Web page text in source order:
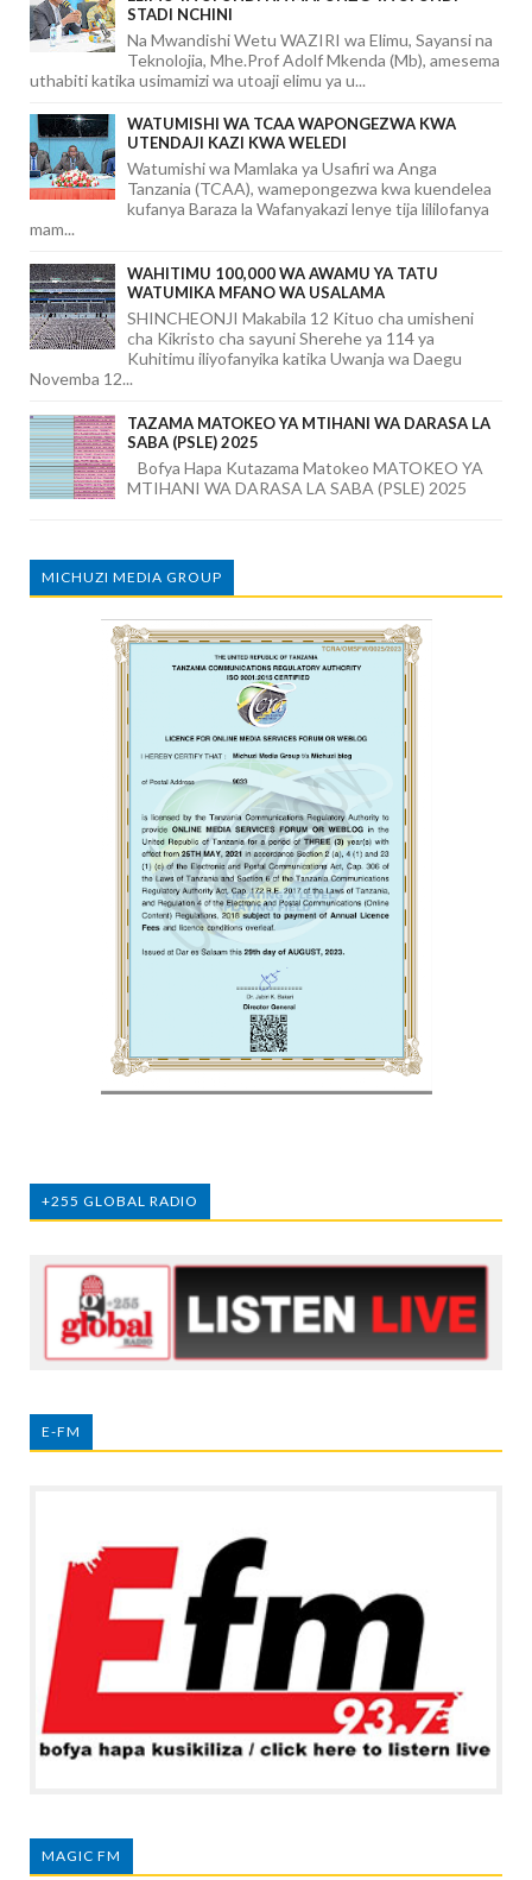
STADI NCHINI
Na Mwandishi Wetu WAZIRI wa Elimu, Sayansi na
Teknolojia, Mhe.Prof Adolf Mkenda (Mb), amesema
uthabiti katika usimamizi wa utoaji elimu ya u...
WATUMISHI WA TCAA WAPONGEZWA KWA
UTENDAJI KAZI KWA WELEDI
Watumishi wa Mamlaka ya Usafiri wa Anga
Tanzania (TCAA), wamepongezwa kwa kuendelea
kufanya Baraza la Wafanyakazi lenye tija lililofanya
mam...
WAHITIMU 100,000 WA AWAMU YA TATU
WATUMIKA MFANO WA USALAMA
SHINCHEONJI Makabila 12 Kituo cha umisheni
cha Kikristo cha sayuni Sherehe ya 114 ya
Kuhitimu iliyofanyika katika Uwanja wa Daegu
Novemba 12...
TAZAMA MATOKEO YA MTIHANI WA DARASA LA
SABA (PSLE) 2025
Bofya Hapa Kutazama Matokeo MATOKEO YA
MTIHANI WA DARASA LA SABA (PSLE) 2025
MICHUZI MEDIA GROUP
+255 GLOBAL RADIO
E-FM
MAGIC FM